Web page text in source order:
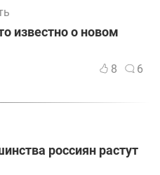
известно о новом
8 6
россиян растут